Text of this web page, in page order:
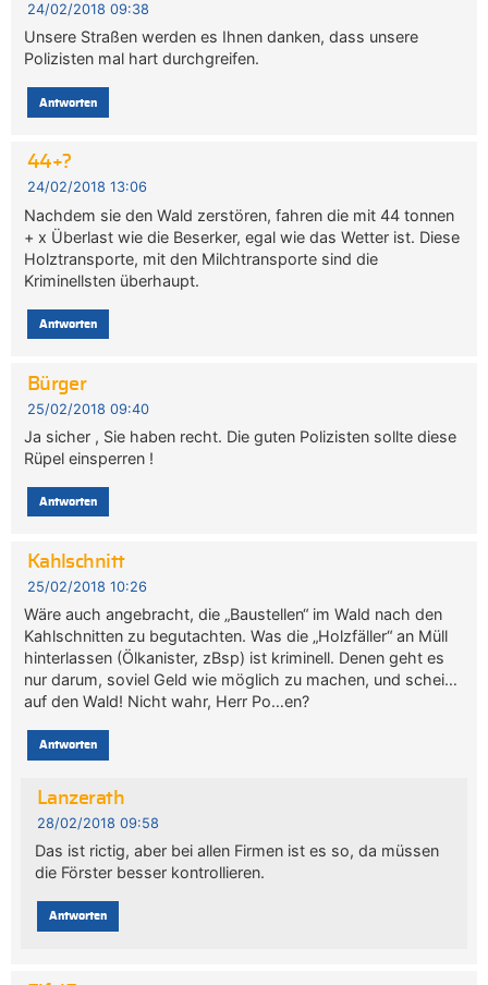
24/02/2018 09:38
Unsere Straßen werden es Ihnen danken, dass unsere
Polizisten mal hart durchgreifen.
Antworten
44+?
24/02/2018 13:06
Nachdem sie den Wald zerstören, fahren die mit 44 tonnen
+ x Überlast wie die Beserker, egal wie das Wetter ist. Diese
Holztransporte, mit den Milchtransporte sind die
Kriminellsten überhaupt.
Antworten
Bürger
25/02/2018 09:40
Ja sicher , Sie haben recht. Die guten Polizisten sollte diese
Rüpel einsperren !
Antworten
Kahlschnitt
25/02/2018 10:26
Wäre auch angebracht, die „Baustellen“ im Wald nach den
Kahlschnitten zu begutachten. Was die „Holzfäller“ an Müll
hinterlassen (Ölkanister, zBsp) ist kriminell. Denen geht es
nur darum, soviel Geld wie möglich zu machen, und schei…
auf den Wald! Nicht wahr, Herr Po…en?
Antworten
Lanzerath
28/02/2018 09:58
Das ist rictig, aber bei allen Firmen ist es so, da müssen
die Förster besser kontrollieren.
Antworten